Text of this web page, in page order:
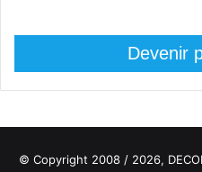
Devenir
© Copyright 2008 / 2026,